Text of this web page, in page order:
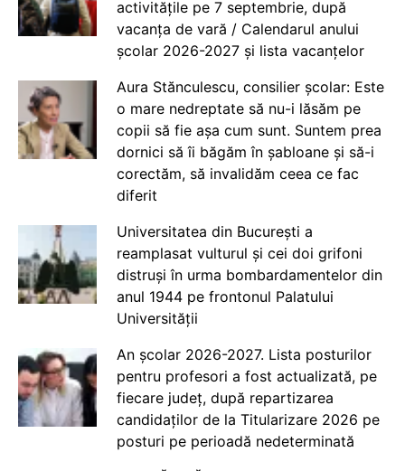
activitățile pe 7 septembrie, după
vacanța de vară / Calendarul anului
școlar 2026-2027 și lista vacanțelor
Aura Stănculescu, consilier școlar: Este
o mare nedreptate să nu-i lăsăm pe
copii să fie așa cum sunt. Suntem prea
dornici să îi băgăm în șabloane și să-i
corectăm, să invalidăm ceea ce fac
diferit
Universitatea din București a
reamplasat vulturul și cei doi grifoni
distruși în urma bombardamentelor din
anul 1944 pe frontonul Palatului
Universității
An școlar 2026-2027. Lista posturilor
pentru profesori a fost actualizată, pe
fiecare județ, după repartizarea
candidaților de la Titularizare 2026 pe
posturi pe perioadă nedeterminată